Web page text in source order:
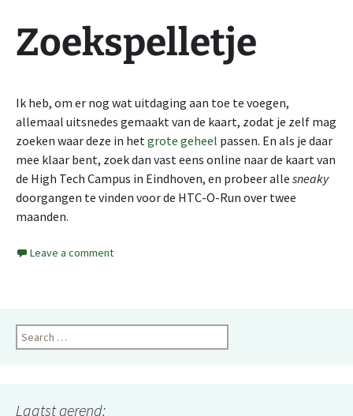
Zoekspelletje
Ik heb, om er nog wat uitdaging aan toe te voegen,
allemaal uitsnedes gemaakt van de kaart, zodat je zelf mag
zoeken waar deze in hetgrote geheel passen. En als je daar
mee klaar bent, zoek dan vast eens online naar de kaart van
de High Tech Campus in Eindhoven, en probeer alle sneaky
doorgangen te vinden voor de HTC-O-Run over twee
maanden.
Leave a comment
Search
for:
Laatst gerend: